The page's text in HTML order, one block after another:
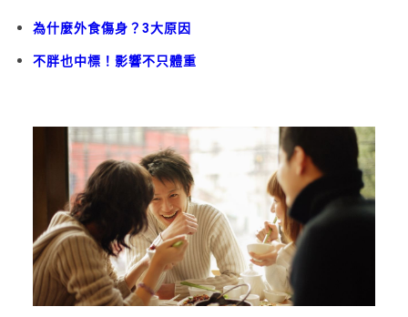
為什麼外食傷身？3大原因
不胖也中標！影響不只體重